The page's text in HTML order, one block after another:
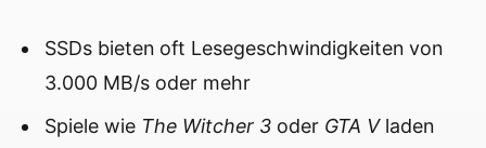
SSDs bieten oft Lesegeschwindigkeiten von
3.000 MB/s oder mehr
Spiele wie The Witcher 3oder GTA Vladen